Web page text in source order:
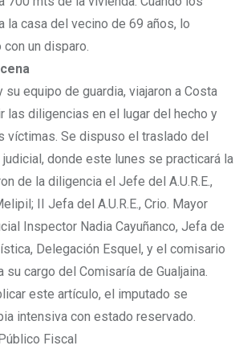
la casa del vecino de 69 años, lo
un disparo.
su equipo de guardia, viajaron a Costa
las diligencias en el lugar del hecho y
víctimas. Se dispuso el traslado del
donde este lunes se practicará la
de la diligencia el Jefe del A.U.R.E.,
II Jefa del A.U.R.E., Crio. Mayor
Inspector Nadia Cayuñanco, Jefa de
Delegación Esquel, y el comisario
su cargo del Comisaría de Gualjaina.
este artículo, el imputado se
intensiva con estado reservado.
Fiscal